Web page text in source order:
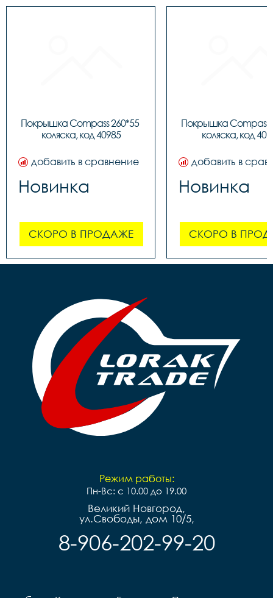
Покрышка Compass 260*55
коляска, код 40985
добавить в сравнение
Новинка
СКОРО В ПРОДАЖЕ
Покрышка Compass
коляска, код
добавить в
Новинка
СКОРО В
Режим работы:
Пн-Вс: с 10.00 до 19.00
Великий Новгород,
ул.Свободы, дом 10/5,
8-906-202-99-20